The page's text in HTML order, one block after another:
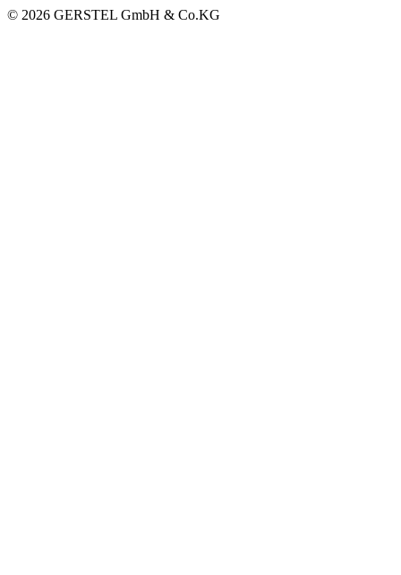
© 2026 GERSTEL GmbH & Co.KG